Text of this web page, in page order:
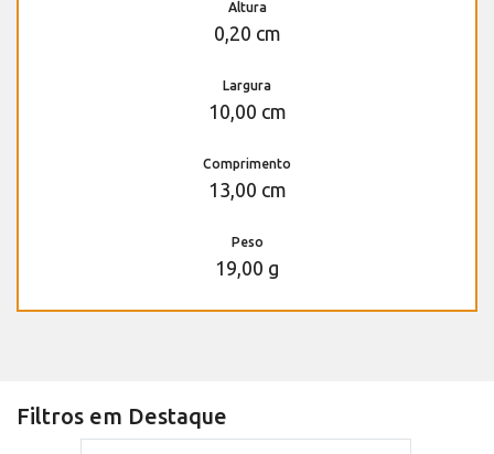
Altura
0,20 cm
Largura
10,00 cm
Comprimento
13,00 cm
Peso
19,00 g
Filtros em Destaque